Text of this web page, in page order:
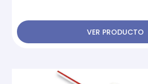
VER PRODUCTO